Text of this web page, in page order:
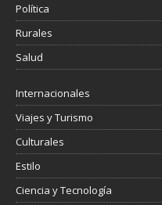
Política
Rurales
Salud
Internacionales
Viajes y Turismo
Culturales
Estilo
Ciencia y Tecnología